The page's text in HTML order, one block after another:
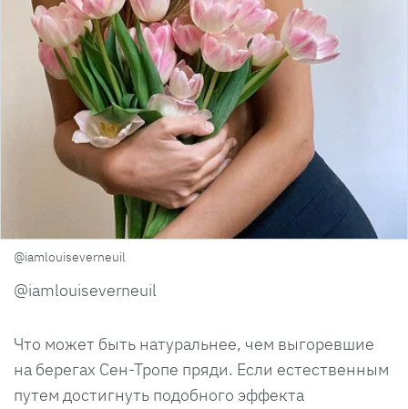
@iamlouiseverneuil
@iamlouiseverneuil
Что может быть натуральнее, чем выгоревшие
на берегах Сен-Тропе пряди. Если естественным
путем достигнуть подобного эффекта